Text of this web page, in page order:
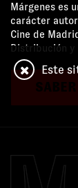
Márgenes es
carácter
Cine de
Distribución y
Este